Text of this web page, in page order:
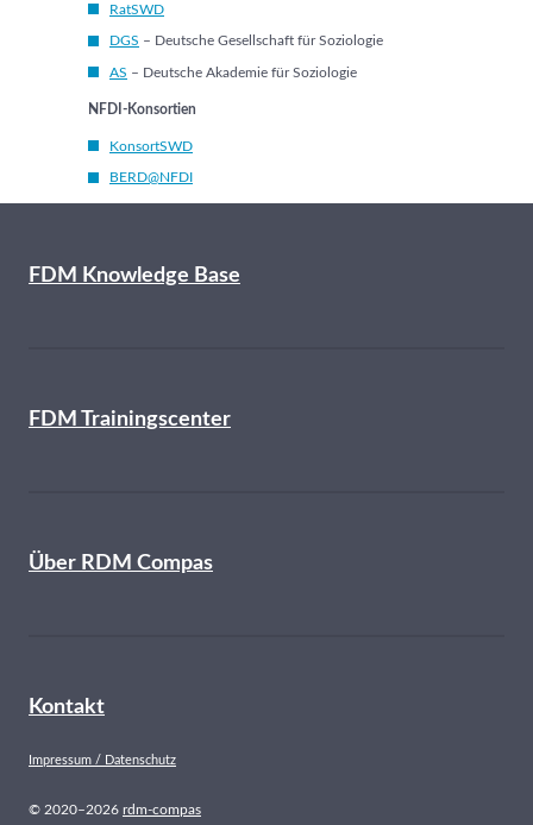
RatSWD
DGS – Deutsche Gesellschaft für Soziologie
AS – Deutsche Akademie für Soziologie
NFDI-Konsortien
KonsortSWD
BERD@NFDI
FDM Knowledge Base
FDM Trainingscenter
Über RDM Compas
Kontakt
Impressum / Datenschutz
© 2020–2026 rdm-compas